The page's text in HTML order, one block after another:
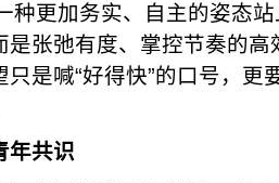
种更加务实、自主的姿态
是张弛有度、掌控节奏的
是喊“好得快”的口号，更
年共识